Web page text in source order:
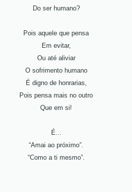
Do ser humano?
Pois aquele que pensa
Em evitar,
Ou até aliviar
O sofrimento humano
É digno de honrarias,
Pois pensa mais no outro
Que em si!
É...
“Amai ao próximo”.
“Como a ti mesmo”.